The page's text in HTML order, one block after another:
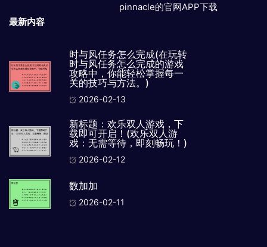
pinnacle的官网APP下载
最新内容
时与风任务怎么完成(在玩转
时与风任务怎么完成的游戏
攻略中，你能轻松掌握每一
关的技巧与方法。)
2026-02-13
新标题：欢乐双人游戏，下
载即可开启！(欢乐双人游
戏：无需等待，即刻畅玩！)
2026-02-12
数加加
2026-02-11